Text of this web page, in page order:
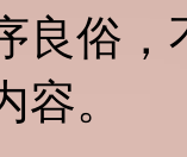
良俗，
容。